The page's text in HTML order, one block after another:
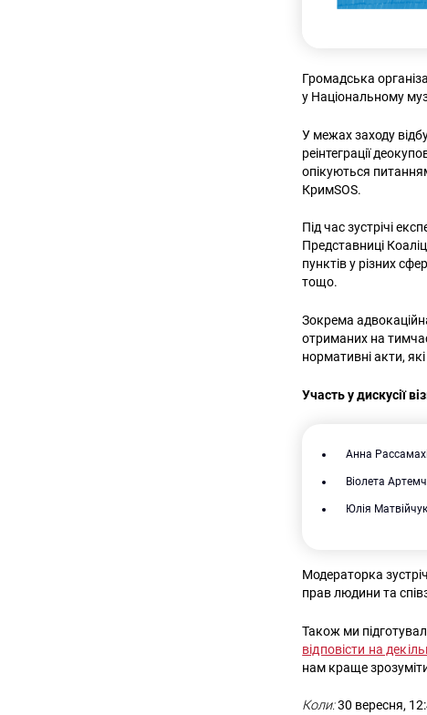
Громадська
у Національному
У межах заходу
реінтеграції
опікуються
КримSOS.
Під час зустрічі
Представниці
пунктів у різних
тощо.
Зокрема
отриманих на
нормативні акти,
Участь у дискусії
Анна
Віолета
Юлія
Модераторка
прав людини та
Також ми
відповісти на
нам краще зрозуміти
Коли:30 вересня,